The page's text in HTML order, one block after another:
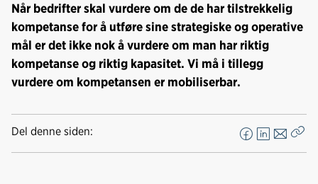
Når bedrifter skal vurdere om de de har tilstrekkelig
kompetanse for å utføre sine strategiske og operative
mål er det ikke nok å vurdere om man har riktig
kompetanse og riktig kapasitet. Vi må i tillegg
vurdere om kompetansen er mobiliserbar.
Del denne siden:
F
a
L
i
E
-